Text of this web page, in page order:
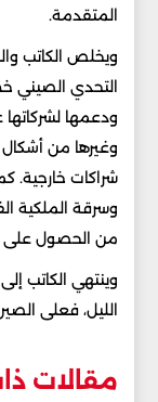
المتقدمة.
ويخلص الكاتب
التحدي الصيني
ودعمها لشركاتها
وغيرها من أشكال
شراكات خارجية.
وسرقة الملكية
من الحصول على
وينتهي الكاتب
الليل، فعلى
مقالات